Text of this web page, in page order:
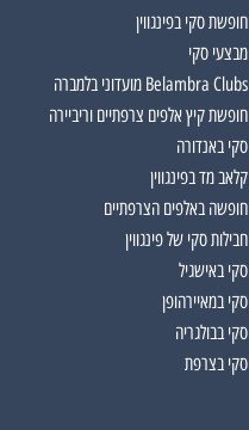
חופשת סקי בפינגווין
מבצעי סקי
Belambra Clubs מועדוני בלמברה
חופשת קיץ אלפים צרפתיים וריביירה
סקי באנדורה
קלאב מד בפינגווין
חופשה באלפים הצרפתיים
חבילות סקי של פינגווין
סקי באישגיל
סקי במאיירהופן
סקי בבולגריה
סקי בצרפת